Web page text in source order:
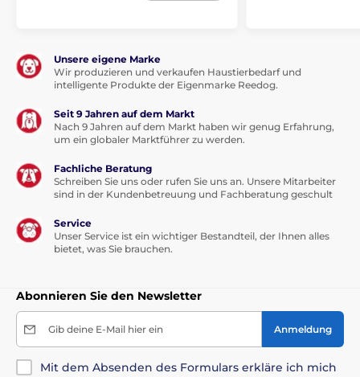
Unsere eigene Marke
Wir produzieren und verkaufen Haustierbedarf und
intelligente Produkte der Eigenmarke Reedog.
Seit 9 Jahren auf dem Markt
Nach 9 Jahren auf dem Markt haben wir genug Erfahrung,
um ein globaler Marktführer zu werden.
Fachliche Beratung
Schreiben Sie uns oder rufen Sie uns an. Unsere Mitarbeiter
sind in der Kundenbetreuung und Fachberatung geschult
Service
Unser Service ist ein wichtiger Bestandteil, der Ihnen alles
bietet, was Sie brauchen.
Abonnieren Sie den Newsletter
Gib deine E-Mail hier ein Anmeldung
Mit dem Absenden des Formulars erkläre ich mich